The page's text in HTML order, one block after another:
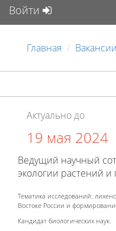
Войти
Главная Вакансии
Актуально до
19 мая 2024
Ведущий научный
экологии растений и
Тематика исследований:
Востоке России и
Кандидат биологических наук.